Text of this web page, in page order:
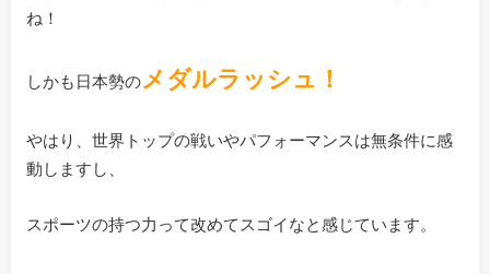
ね！
しかも日本勢のメダルラッシュ！
やはり、世界トップの戦いやパフォーマンスは無条件に感
動しますし、
スポーツの持つ力って改めてスゴイなと感じています。